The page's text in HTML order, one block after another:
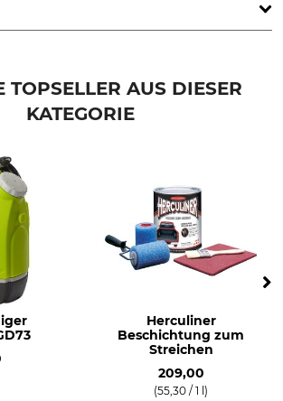
Gewicht
TOPSELLER AUS DIESER
KATEGORIE
Herculiner
Beschichtung zum
Streichen
209,00
(55,30 / 1 l)